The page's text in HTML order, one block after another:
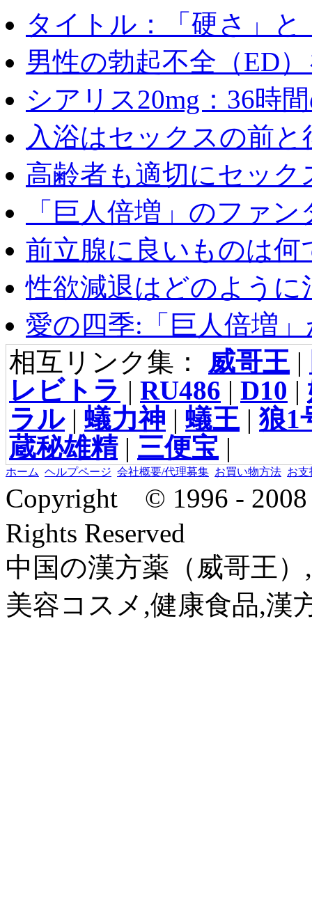
タイトル：「硬さ」と
男性の勃起不全（ED
シアリス20mg：36時
入浴はセックスの前
高齢者も適切にセック
「巨人倍増」のファ
前立腺に良いものは何
性欲減退はどのように
愛の四季:「巨人倍増
相互リンク集： 威哥王 |
レビトラ | RU486 | D10 |
ラル| 蟻力神 | 蟻王 |狼1
蔵秘雄精| 三便宝 |
ホーム ヘルプページ 会社概要/代理募集 お買い物方法 お支
Copyright © 1996 -
Rights Reserved
中国の漢方薬（威哥王
美容コスメ,健康食品,漢